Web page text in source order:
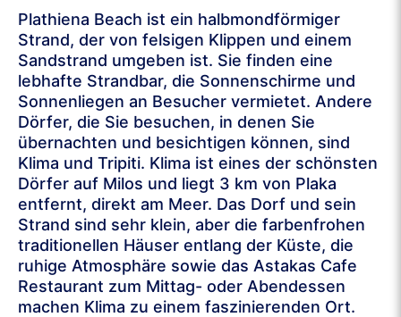
Plathiena Beach ist ein halbmondförmiger
Strand, der von felsigen Klippen und einem
Sandstrand umgeben ist. Sie finden eine
lebhafte Strandbar, die Sonnenschirme und
Sonnenliegen an Besucher vermietet. Andere
Dörfer, die Sie besuchen, in denen Sie
übernachten und besichtigen können, sind
Klima und Tripiti. Klima ist eines der schönsten
Dörfer auf Milos und liegt 3 km von Plaka
entfernt, direkt am Meer. Das Dorf und sein
Strand sind sehr klein, aber die farbenfrohen
traditionellen Häuser entlang der Küste, die
ruhige Atmosphäre sowie das Astakas Cafe
Restaurant zum Mittag- oder Abendessen
machen Klima zu einem faszinierenden Ort.